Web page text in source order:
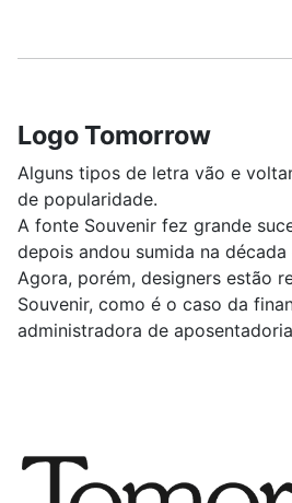
Logo Tomorrow
Alguns tipos de letra vão e
de popularidade.
A fonte Souvenir fez grande
depois andou sumida na década
Agora, porém, designers estão
Souvenir, como é o caso da
administradora de